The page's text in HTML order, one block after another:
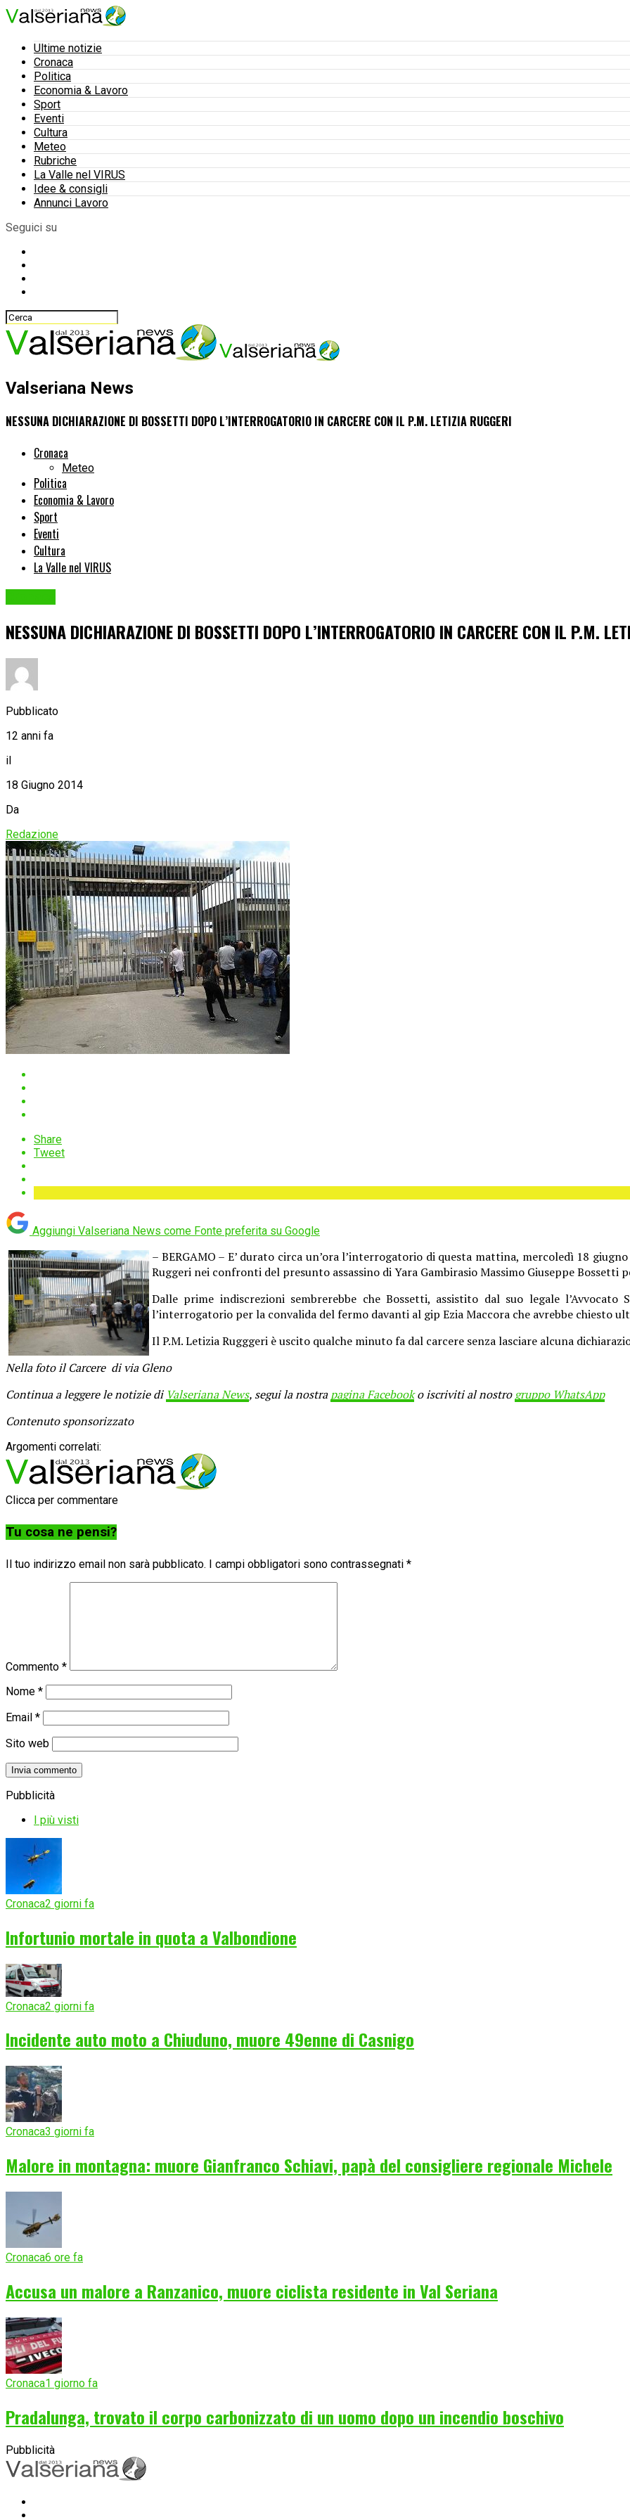
Ultime notizie
Cronaca
Politica
Economia & Lavoro
Sport
Eventi
Cultura
Meteo
Rubriche
La Valle nel VIRUS
Idee & consigli
Annunci Lavoro
Seguici su
Valseriana News
NESSUNA DICHIARAZIONE DI BOSSETTI DOPO L’INTERROGATORIO IN CARCERE CON IL P.M. LETIZIA RUGGERI
Cronaca
Meteo
Politica
Economia & Lavoro
Sport
Eventi
Cultura
La Valle nel VIRUS
NESSUNA DICHIARAZIONE DI BOSSETTI DOPO L’INTERROGATORIO IN CARCERE CON IL P.M.
Pubblicato
12 anni fa
il
18 Giugno 2014
Da
Redazione
Share
Tweet
Aggiungi Valseriana News come Fonte preferita su Google
– BERGAMO – E’ durato circa un’ora l’interrogatorio di questa mattina, mercoledì 18
Ruggeri nei confronti del presunto assassino di Yara Gambirasio Massimo Giuseppe Bossetti
Dalle prime indiscrezioni sembrerebbe che Bossetti, assistito dal suo legale
l’interrogatorio per la convalida del fermo davanti al gip Ezia Maccora che avrebbe chiesto
Il P.M. Letizia Rugggeri è uscito qualche minuto fa dal carcere senza lasciare alcuna
Nella foto il Carcere di via Gleno
Continua a leggere le notizie di Valseriana News, segui la nostrapagina Facebooko iscriviti al nostrogruppo WhatsApp
Contenuto sponsorizzato
Argomenti correlati:
Clicca per commentare
Tu cosa ne pensi?
Il tuo indirizzo email non sarà pubblicato. I campi obbligatori sono contrassegnati *
Commento *
Nome *
Email *
Sito web
Pubblicità
I più visti
Cronaca2 giorni fa
Infortunio mortale in quota a Valbondione
Cronaca2 giorni fa
Incidente auto moto a Chiuduno, muore 49enne di Casnigo
Cronaca3 giorni fa
Malore in montagna: muore Gianfranco Schiavi, papà del consigliere regionale Michele
Cronaca6 ore fa
Accusa un malore a Ranzanico, muore ciclista residente in Val Seriana
Cronaca1 giorno fa
Pradalunga, trovato il corpo carbonizzato di un uomo dopo un incendio boschivo
Pubblicità